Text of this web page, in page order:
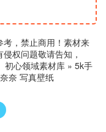
，禁止商用！素材来
权问题敬请告知，
初心领域素材库 » 5k手
奈 写真壁纸